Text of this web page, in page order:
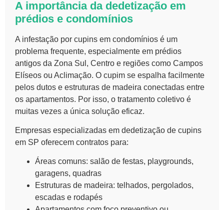
A importância da dedetização em
prédios e condomínios
A infestação por cupins em condomínios é um
problema frequente, especialmente em prédios
antigos da Zona Sul, Centro e regiões como Campos
Elíseos ou Aclimação. O cupim se espalha facilmente
pelos dutos e estruturas de madeira conectadas entre
os apartamentos. Por isso, o tratamento coletivo é
muitas vezes a única solução eficaz.
Empresas especializadas em dedetização de cupins
em SP oferecem contratos para:
Áreas comuns: salão de festas, playgrounds,
garagens, quadras
Estruturas de madeira: telhados, pergolados,
escadas e rodapés